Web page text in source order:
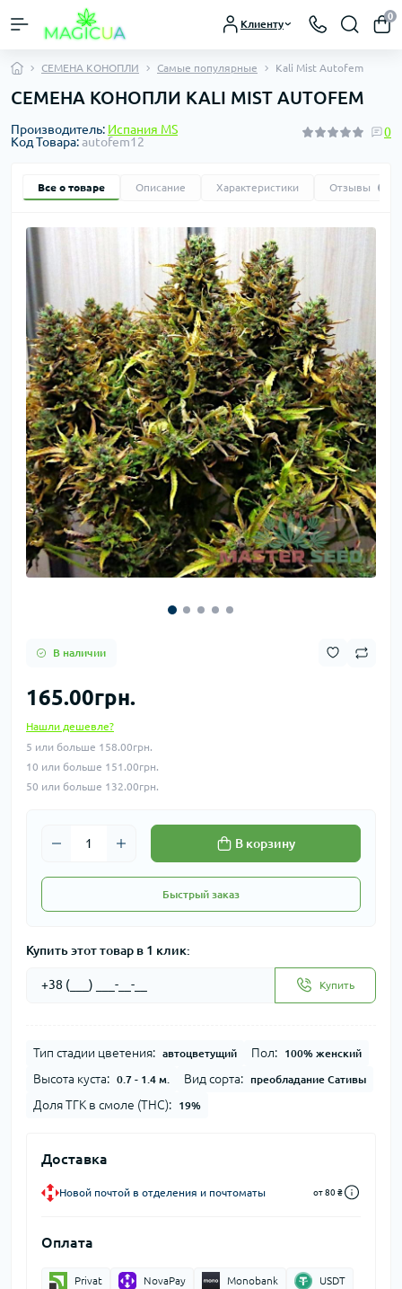
Клиенту
0
СЕМЕНА КОНОПЛИ Самые популярные Kali Mist Autofem
СЕМЕНА КОНОПЛИ KALI MIST AUTOFEM
Производитель: Испания MS
Код Товара:autofem12
0
Все о товаре Описание Характеристики Отзывы
В наличии
165.00грн.
Нашли дешевле?
5 или больше 158.00грн.
10 или больше 151.00грн.
50 или больше 132.00грн.
В корзину
Быстрый заказ
Купить этот товар в 1 клик:
Купить
Тип стадии цветения: автоцветущий Пол: 100% женский
Высота куста: 0.7 - 1.4 м. Вид сорта: преобладание Сативы
Доля ТГК в смоле (THC): 19%
Доставка
Новой почтой в отделения и почтоматы от 80 ₴
Оплата
Privat NovaPay Monobank USDT